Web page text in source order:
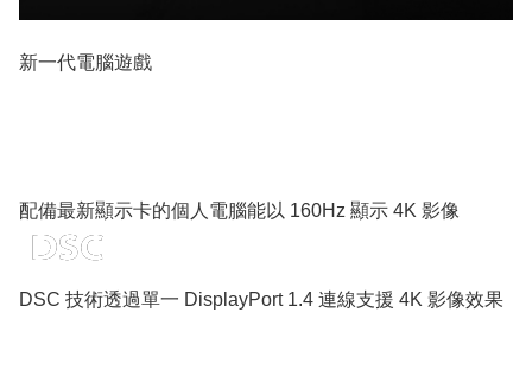
新一代電腦遊戲
配備最新顯示卡的個人電腦能以 160Hz 顯示 4K 影像
DSC 技術透過單一 DisplayPort 1.4 連線支援 4K 影像效果